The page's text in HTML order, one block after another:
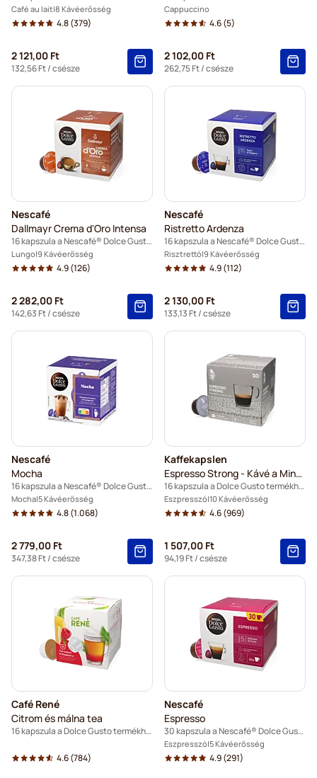
Café au lait 8 Kávéerősség
4.8(379)
2 121,00 Ft
132,56 Ft/ csésze
Cappuccino
4.6(5)
2 102,00 Ft
262,75 Ft/ csésze
Nescafé
Dallmayr Crema d'Oro Intensa
16 kapszula a Nescafé® Dolce Gusto termékhez
Lungo 9 Kávéerősség
4.9(126)
2 282,00 Ft
142,63 Ft/ csésze
Nescafé
Ristretto Ardenza
16 kapszula a Nescafé® Dolce Gusto termékhez
Risztrettó 9 Kávéerősség
4.9(112)
2 130,00 Ft
133,13 Ft/ csésze
Nescafé
Mocha
16 kapszula a Nescafé® Dolce Gusto termékhez
Mocha 5 Kávéerősség
4.8(1.068)
2 779,00 Ft
347,38 Ft/ csésze
Kaffekapslen
Espresso Strong - Kávé a Mindennapokra
16 kapszula a Dolce Gusto termékhez
Eszpresszó 10 Kávéerősség
4.6(969)
1 507,00 Ft
94,19 Ft/ csésze
Café René
Citrom és málna tea
16 kapszula a Dolce Gusto termékhez
4.6(784)
Nescafé
Espresso
30 kapszula a Nescafé® Dolce Gusto termékhez
Eszpresszó 5 Kávéerősség
4.9(291)